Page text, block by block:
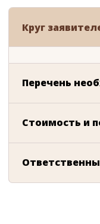
Круг
Перечень
Стоимость и